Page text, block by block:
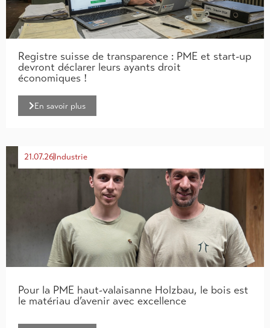
Registre suisse de transparence : PME et start-up
devront déclarer leurs ayants droit
économiques !
En savoir plus
21.07.26Industrie
Pour la PME haut-valaisanne Holzbau, le bois est
le matériau d’avenir avec excellence